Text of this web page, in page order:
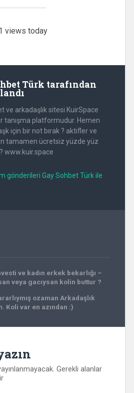
views today
Türk tarafından
ve arkadaşlık sitesi KuirSpace
tanışma platformudur. Hemen
için bir not bırak ? aktifler ve
tamamen ücretsiz yüzde yüz
www.kuir.space
gönderileri Gay Sohbet Türk ile
ve kadın erkek bekarlığı –
veya gacıysan kolin buttur ?
ozaman Arkadaşlık
Koli var en azından :)
Gerekli alanlar